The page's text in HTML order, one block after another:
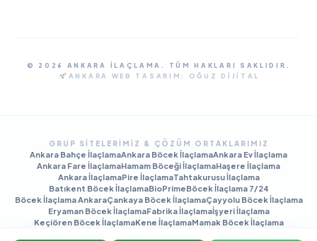
© 2026 ANKARA İLAÇLAMA. TÜM HAKLARI SAKLIDIR.
ANKARA WEB TASARIM:
OĞUZ DIJITAL
GRUP SITELERIMIZ & ÇÖZÜM ORTAKLARIMIZ
Ankara Bahçe İlaçlamaAnkara Böcek İlaçlamaAnkara Ev İlaçlama
Ankara Fare İlaçlamaHamam Böceği İlaçlamaHaşere İlaçlama
Ankara İlaçlamaPire İlaçlamaTahtakurusu İlaçlama
Batıkent Böcek İlaçlamaBioPrimeBöcek İlaçlama 7/24
Böcek İlaçlama AnkaraÇankaya Böcek İlaçlamaÇayyolu Böcek İlaçlama
Eryaman Böcek İlaçlamaFabrika İlaçlamaİşyeri İlaçlama
Keçiören Böcek İlaçlamaKene İlaçlamaMamak Böcek İlaçlama